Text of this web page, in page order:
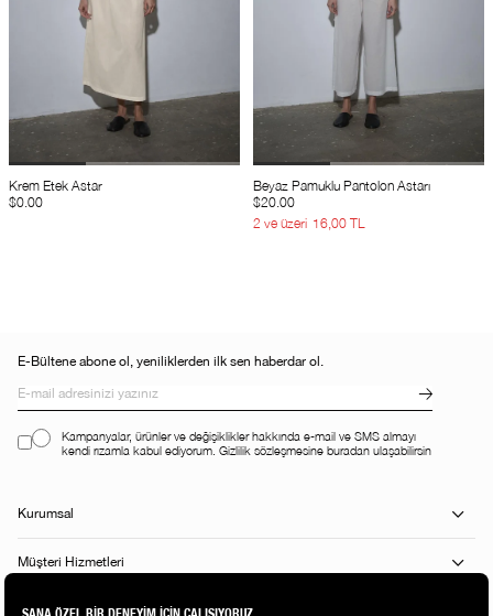
Krem Etek Astar
$0.00
Beyaz Pamuklu Pantolon Astarı
$20.00
2 ve üzeri 16,00 TL
E-Bültene abone ol, yeniliklerden ilk sen haberdar ol.
Kampanyalar, ürünler ve değişiklikler hakkında e-mail ve SMS almayı
kendi rızamla kabul ediyorum. Gizlilik sözleşmesine buradan ulaşabilirsin
Kurumsal
Müşteri Hizmetleri
Alışveriş Rehberi